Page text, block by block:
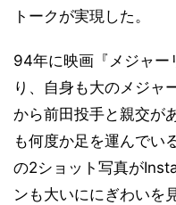
トークが実現した。
94年に映画『メジャー
り、自身も大のメジャ
から前田投手と親交が
も何度か足を運んでい
の2ショット写真が
ンも大いににぎわいを